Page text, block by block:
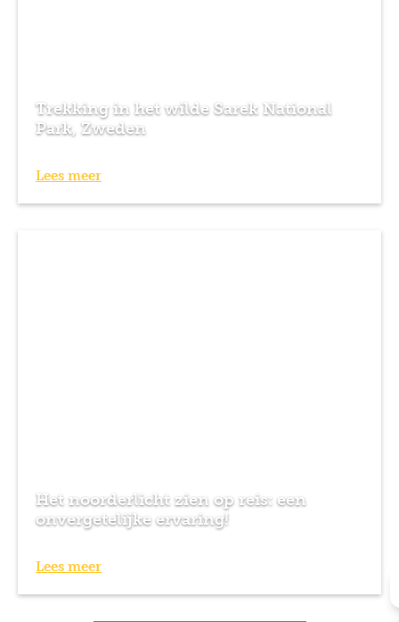
Trekking in het wilde Sarek National
Park, Zweden
Lees meer
Het noorderlicht zien op reis: een
onvergetelijke ervaring!
Lees meer